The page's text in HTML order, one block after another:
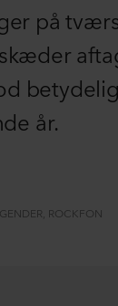
på
år.
ROCKFON